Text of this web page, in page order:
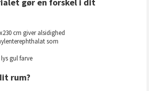
cm giver alsidighed
som
gul farve
rum?